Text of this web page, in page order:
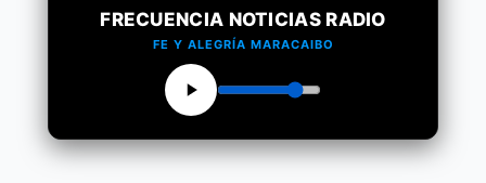
FRECUENCIA NOTICIAS RADIO
FE Y ALEGRÍA MARACAIBO